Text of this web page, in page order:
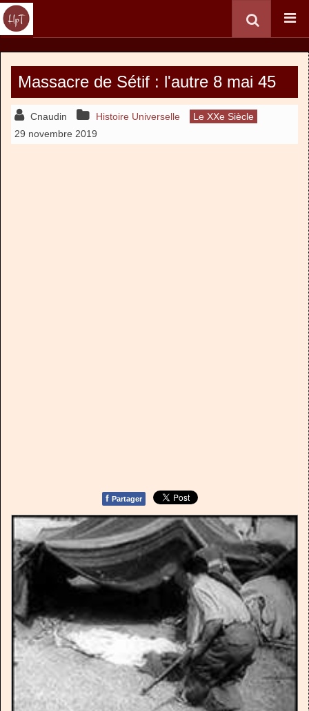
Massacre de Sétif : l'autre 8 mai 45
Cnaudin Histoire Universelle
Le XXe Siècle
29 novembre 2019
f Partager